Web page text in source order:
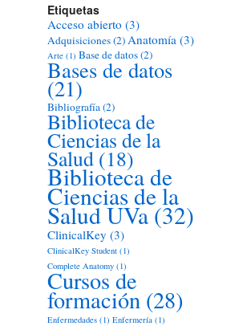
Etiquetas
Acceso abierto (3)
Adquisiciones(2) Anatomía (3)
Arte (1) Base de datos(2)
Bases de datos
(21)
Bibliografía(2)
Biblioteca de
Ciencias de la
Salud (18)
Biblioteca de
Ciencias de la
Salud UVa(32)
ClinicalKey (3)
ClinicalKey Student (1)
Complete Anatomy (1)
Cursos de
formación (28)
Enfermedades (1) Enfermería (1)